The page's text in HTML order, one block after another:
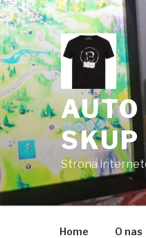
Strona
Home O nas